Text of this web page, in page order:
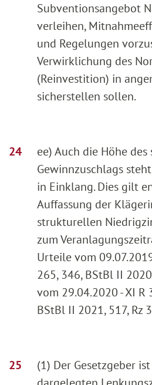
Subventionsangebot
verleihen,
und Regelungen
Verwirklichung des
(Reinvestition) in
sicherstellen sollen.
ee) Auch die Höhe
Gewinnzuschlags
in Einklang. Dies gilt
Auffassung der
strukturellen
zum
Urteile vom
265, 346, BStBl II
vom 29.04.2020 - XI R
BStBl II 2021, 517, Rz
(1) Der Gesetzgeber